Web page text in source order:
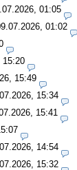
01:05
01:02
15:20
15:49
15:34
15:41
14:54
15:32